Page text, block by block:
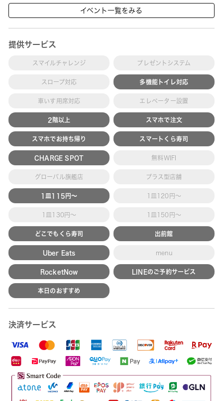
イベント一覧をみる
提供サービス
スマイルチャレンジ プレゼントシステム
スロープ対応 多機能トイレ対応
車いす用席対応 エレベーター設置
2階以上 スマホで注文
スマホでお持ち帰り スマートくら寿司
CHARGE SPOT 無料WIFI
グローバル旗艦店 プラス型店舗
1皿115円～ 1皿120円～
1皿130円～ 1皿150円～
どこでもくら寿司 出前館
Uber Eats menu
RocketNow LINEのご予約サービス
本日のおすすめ
決済サービス